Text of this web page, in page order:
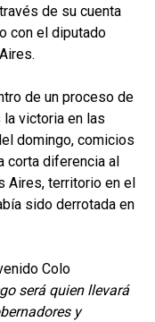
de su cuenta
con el diputado
de un proceso de
victoria en las
domingo, comicios
corta diferencia al
Aires, territorio en el
sido derrotada en
Colo
será quien llevará
y